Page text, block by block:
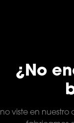
¿No
no viste en